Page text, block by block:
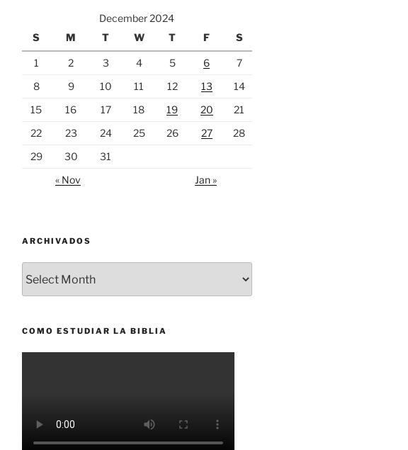
December 2024
S
M T W T F S
1 2 3 4 5 6
7
8
9 10 11 12 13
14
15
16 17 18 19 20
21
22
23 24 25 26 27
28
29
30
31
« Nov
Jan »
ARCHIVADOS
COMO ESTUDIAR LA BIBLIA